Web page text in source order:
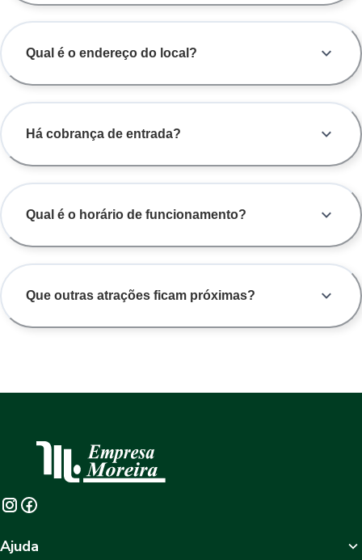
Qual é o endereço do local?
Há cobrança de entrada?
Qual é o horário de funcionamento?
Que outras atrações ficam próximas?
Ajuda